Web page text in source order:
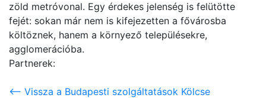
zöld metróvonal. Egy érdekes jelenség is felütötte
fejét: sokan már nem is kifejezetten a fővárosba
költöznek, hanem a környező településekre,
agglomerációba.
Partnerek:
<-- Vissza a Budapesti szolgáltatások Kölcse